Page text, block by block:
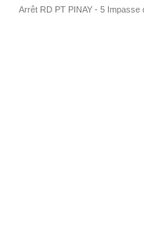
Arrêt RD PT PINAY - 5 Impasse